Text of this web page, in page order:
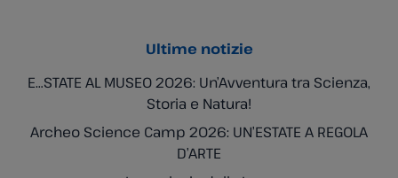
Ultime notizie
E…STATE AL MUSEO 2026: Un’Avventura tra Scienza,
Storia e Natura!
Archeo Science Camp 2026: UN’ESTATE A REGOLA
D’ARTE